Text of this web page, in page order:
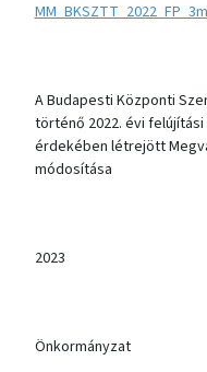
A Budapesti Központi
történő 2022. évi
érdekében létrejött
módosítása
2023
Önkormányzat